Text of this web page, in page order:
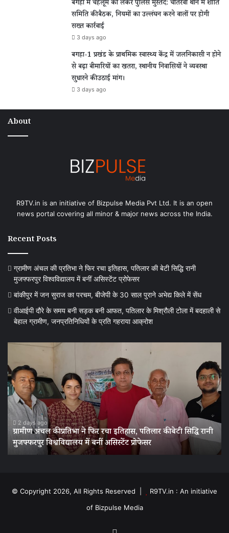
बगहा में चहलूम को लेकर पुलिस मुस्तैद: चौतरवा थाने में शांति
समिति की बैठक, नियमों का उल्लंघन करने वालों पर होगी
सख्त कार्रवाई
3 days ago
बगहा-1 प्रखंड के प्राथमिक स्वास्थ्य केंद्र में जलनिकासी न होने
से बढ़ा बीमारियों का खतरा, स्थानीय निवासियों ने व्यवस्था
सुधारने की उठाई मांग।
3 days ago
About
R9TV.in is an initiative of Bizpulse Media Pvt Ltd. It is an open
news portal covering all minor & major news across the India.
Recent Posts
ग्रामीण अंचल की प्रतिभा ने फिर रचा इतिहास, पतिलार की बेटी सिद्धि रानी
मुजफ्फरपुर विश्वविद्यालय में बनीं असिस्टेंट प्रोफेसर
बांकीपुर में जन सुराज का परचम, बीजेपी के 30 साल पुराने अभेद्य किले में सेंध
वीआईपी दौरे के समय बनी सड़क बनी आफत, पतिलार के मिश्रौली टोला में बदहाली से
बेहाल ग्रामीण, जनप्रतिनिधियों के प्रति गहराया आक्रोश
की
प्रतिभा
ने
फिर
रचा
इतिहास,
पतिलार
की
बेटी
मुजफ्फरपुर
विश्वविद्यालय
2 days ago
ग्रामीण अंचल की प्रतिभा ने फिर रचा इतिहास, पतिलार की बेटी सिद्धि रानी
मुजफ्फरपुर विश्वविद्यालय में बनीं असिस्टेंट प्रोफेसर
© Copyright 2026, All Rights Reserved |
R9TV.in : An initiative
of Bizpulse Media